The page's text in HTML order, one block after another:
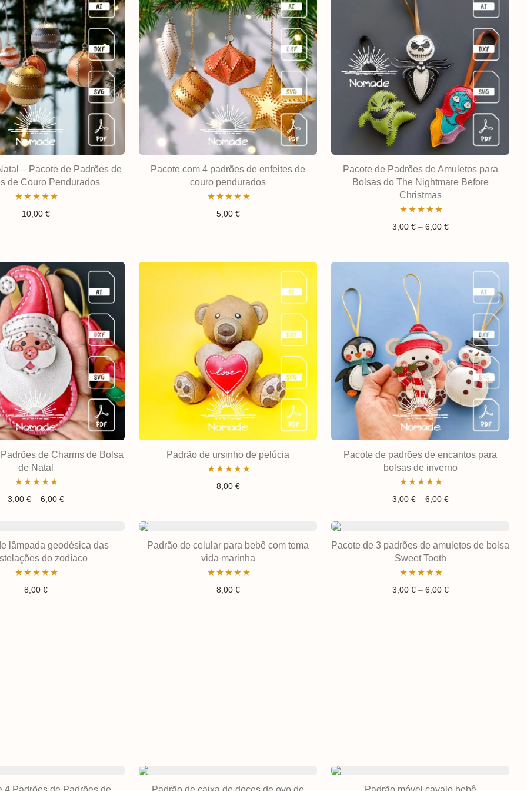
– Pacote de Padrões de
de Couro Pendurados
Avaliação
10,00 €
Pacote com 4 padrões de enfeites de
couro pendurados
Avaliação
5,00 €
Pacote de Padrões de Amuletos para
Bolsas do The Nightmare Before
Christmas
Avaliação
3,00 € – 6,00 €Gama de preços:
de Charms de Bolsa
de Natal
Avaliação
3,00 € – 6,00 €Gama de preços: 3,00 € a 6,00 €
Padrão de ursinho de pelúcia
Avaliação
8,00 €
Pacote de padrões de encantos para
bolsas de inverno
Avaliação
3,00 € – 6,00 €Gama de preços:
lâmpada geodésica das
do zodíaco
Avaliação
8,00 €
Padrão de celular para bebê com tema
vida marinha
Avaliação
8,00 €
Pacote de 3 padrões de amuletos de bolsa
Sweet Tooth
Avaliação
3,00 € – 6,00 €Gama de preços: